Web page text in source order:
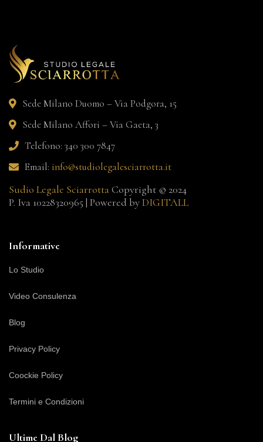
Sede Milano Duomo – Via Podgora, 15
Sede Milano Affori – Via Gaeta, 3
Telefono: 340 300 7847
Email: info@studiolegalesciarrotta.it
Sudio Legale SciarrottaCopyright © 2024
P. Iva 10228320965 | Powered byDIGITALL
Informative
Lo Studio
Video Consulenza
Blog
Privacy Policy
Coockie Policy
Termini e Condizioni
Ultime Dal Blog